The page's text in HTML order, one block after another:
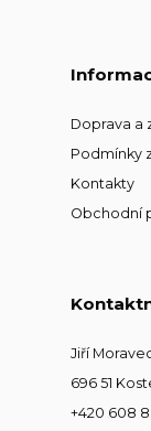
Doprava a
Podmínky
Kontakty
Obchodní
Jiří
696 51
+420 608